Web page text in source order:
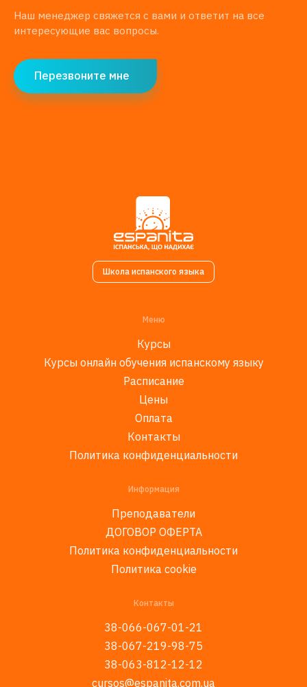
Наш менеджер свяжется с вами и ответит на все
интересующие вас вопросы.
Перезвоните мне
Школа испанского языка
Меню
Курсы
Курсы онлайн обучения испанскому языку
Расписание
Цены
Оплата
Контакты
Политика конфиденциальности
Информация
Преподаватели
ДОГОВОР ОФЕРТА
Политика конфиденциальности
Политика cookie
Контакты
38-066-067-01-21
38-067-219-98-75
38-063-812-12-12
cursos@espanita.com.ua